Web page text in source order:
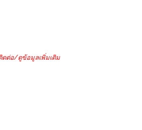
ดต่อ/ดูข้อมูลเพิ่มเติม